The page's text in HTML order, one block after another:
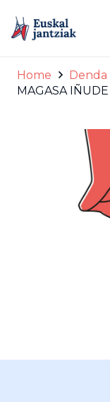
Home Denda
MAGASA